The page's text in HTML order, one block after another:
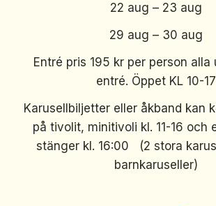
22 aug – 23 aug
29 aug – 30 aug
Entré pris 195 kr per person alla
entré. Öppet KL 10-17
Karusellbiljetter eller åkband kan
på tivolit, minitivoli kl. 11-16 och
stänger kl. 16:00 (2 stora
barnkaruseller)